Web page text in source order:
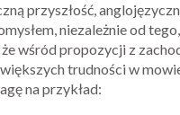
przyszłość,
niezależnie od
wśród propozycji z
trudności w
na przykład: